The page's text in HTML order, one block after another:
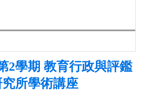
2學期 教育行政與評鑑
所學術講座